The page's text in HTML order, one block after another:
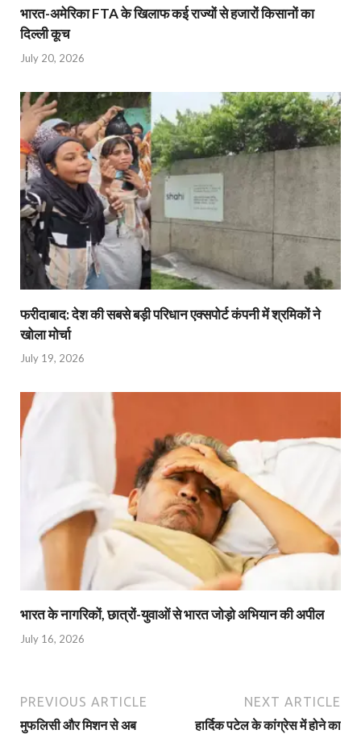
भारत-अमेरिका FTA के खिलाफ कई राज्यों से हजारों किसानों का
दिल्ली कूच
July 20, 2026
फरीदाबाद: देश की सबसे बड़ी परिधान एक्सपोर्ट कंपनी में श्रमिकों ने
खोला मोर्चा
July 19, 2026
भारत के नागरिकों, छात्रों-युवाओं से भारत जोड़ो अभियान की अपील
July 16, 2026
PREVIOUS ARTICLE
मुफलिसी और मिशन से अब
NEXT ARTICLE
हार्दिक पटेल के कांग्रेस में होने का